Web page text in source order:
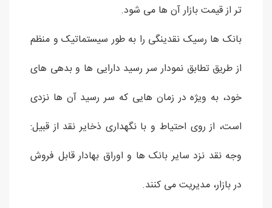
تر از قیمت بازار آن ها می شود.
بانک ها رسیک نقدینگی را به طور سیستماتیک و منظم
از طریق تطابق نمودار سر رسید دارایی ها و بدهی های
خود، به ویژه در زمان هایی که سر رسید آن ها نزدی
است، از روی احتیاط و با نگهداری ذخایر نقد از قبیل:
وجه نقد نزد سایر بانک ها و اوراق بهادار قابل فروش
در بازار، مدیریت می کنند.